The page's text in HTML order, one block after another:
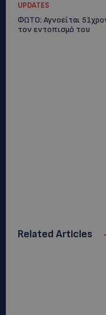
UPDATES
ΦΩΤΟ: Αγνοείται
τον εντοπισμό του
Related Articles